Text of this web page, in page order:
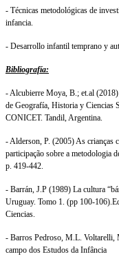
- Técnicas metodológicas de
infancia.
- Desarrollo infantil temprano y
Bibliografía:
- Alcubierre Moya, B.; et.al
de Geografía, Historia y Ciencias
CONICET. Tandil, Argentina.
- Alderson, P. (2005) As crianças
participação sobre a metodologia
p. 419-442.
- Barrán, J.P (1989) La cultura
Uruguay. Tomo 1. (pp 100-
Ciencias.
- Barros Pedroso, M.L. Voltarelli,
campo dos Estudos da Infância